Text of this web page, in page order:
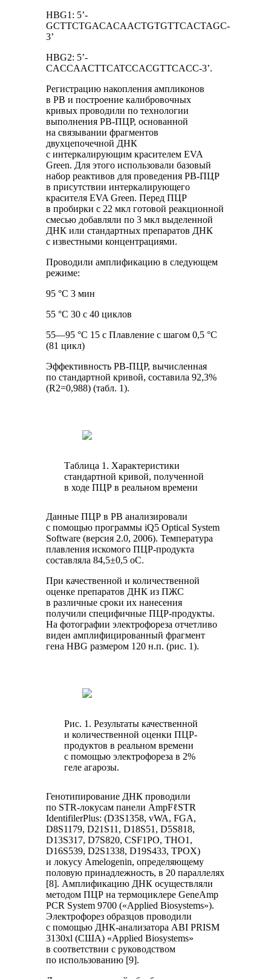
HBG1: 5’-
GCTTCTGACACAACTGTGTTCACTAGC-
3’
HBG2: 5’-
CACCAACTTCATCCACGTTCACC-3’.
Регистрацию накопления ампликонов
в РВ и построение калибровочных
кривых проводили по технологии
выполнения РВ-ПЦР, основанной
на связывании фрагментов
двухцепочечной ДНК
с интеркалирующим красителем EVA
Green. Для этого использовали базовый
набор реактивов для проведения РВ-ПЦР
в присутствии интеркалирующего
красителя EVA Green. Перед ПЦР
в пробирки с 22 мкл готовой реакционной
смесью добавляли по 3 мкл выделенной
ДНК или стандартных препаратов ДНК
с известными концентрациями.
Проводили амплификацию в следующем
режиме:
95 °C 3 мин
55 °C 30 с 40 циклов
55—95 °С 15 с Плавление с шагом 0,5 °С
(81 цикл)
Эффективность РВ-ПЦР, вычисленная
по стандартной кривой, составила 92,3%
(R2=0,988) (табл. 1).
Таблица 1. Характеристики
стандартной кривой, полученной
в ходе ПЦР в реальном времени
Данные ПЦР в РВ анализировали
с помощью программы iQ5 Optical System
Software (версия 2.0, 2006). Температура
плавления искомого ПЦР-продукта
составляла 84,5±0,5 оС.
При качественной и количественной
оценке препаратов ДНК из ПЖС
в различные сроки их нанесения
получили специфичные ПЦР-продукты.
На фотографии электрофореза отчетливо
виден амплифицированный фрагмент
гена HBG размером 120 н.п. (рис. 1).
Рис. 1. Результаты качественной
и количественной оценки ПЦР-
продуктов в реальном времени
с помощью электрофореза в 2%
геле агарозы.
Генотипирование ДНК проводили
по STR-локусам панели AmpFℓSTR
IdentifilerPlus: (D3S1358, vWA, FGA,
D8S1179, D21S11, D18S51, D5S818,
D13S317, D7S820, CSF1PO, THO1,
D16S539, D2S1338, D19S433, TPOX)
и локусу Amelogenin, определяющему
половую принадлежность, в 20 параллелях
[8]. Амплификацию ДНК осуществляли
методом ПЦР на термоциклере GeneAmp
PCR System 9700 («Applied Biosystems»).
Электрофорез образцов проводили
с помощью ДНК-анализатора ABI PRISM
3130xl (США) «Applied Biosystems»
в соответствии с руководством
по использованию [9].